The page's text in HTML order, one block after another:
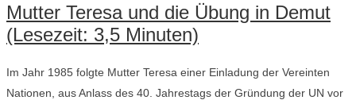
Mutter Teresa und die Übung in Demut
(Lesezeit: 3,5 Minuten)
Im Jahr 1985 folgte Mutter Teresa einer Einladung der Vereinten
Nationen, aus Anlass des 40. Jahrestags der Gründung der UN vor